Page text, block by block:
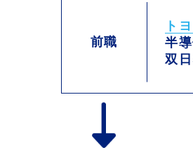
前職
ト
半
双